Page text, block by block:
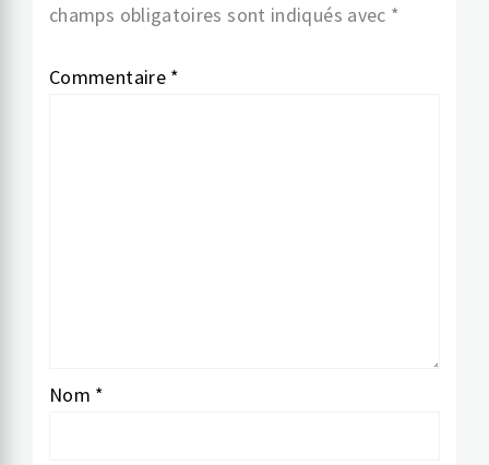
champs obligatoires sont indiqués avec *
Commentaire *
Nom *